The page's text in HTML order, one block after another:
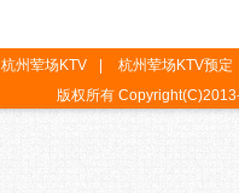
杭州荤场KTV
杭州荤场KTV预定
版权所有